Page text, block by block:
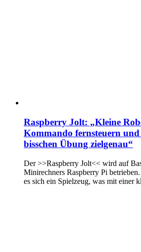
Raspberry Jolt: „Kleine
Kommando fernsteuern
bisschen Übung zielgenau“
Der >>Raspberry Jolt<< wird auf
Minirechners Raspberry Pi
es sich ein Spielzeug, was mit einer